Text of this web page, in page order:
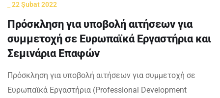
22 Şubat 2022
Πρόσκληση για υποβολή αιτήσεων για
συμμετοχή σε Ευρωπαϊκά Εργαστήρια και
Σεμινάρια Επαφών
Πρόσκληση για υποβολή αιτήσεων για συμμετοχή σε
Ευρωπαϊκά Εργαστήρια (Professional Development